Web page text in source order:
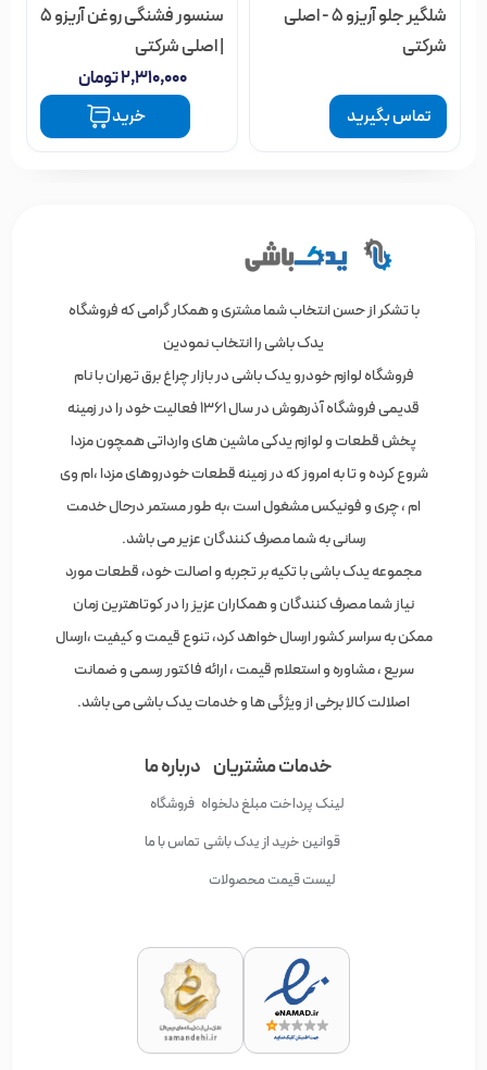
شلگیر جلو آریزو 5 - اصلی
شرکتی
تماس بگیرید
سنسور فشنگی روغن آریزو 5
| اصلی شرکتی
۲,۳۱۰,۰۰۰تومان
خرید
با تشکر از حسن انتخاب شما مشتری و همکار گرامی که فروشگاه
یدک باشی را انتخاب نمودین
فروشگاه لوازم خودرو یدک باشی در بازار چراغ برق تهران با نام
قدیمی فروشگاه آذرهوش در سال 1361 فعالیت خود را در زمینه
پخش قطعات و لوازم یدکی ماشین های وارداتی همچون مزدا
شروع کرده و تا به امروز که در زمینه قطعات خودروهای مزدا ،ام وی
ام ، چری و فونیکس مشغول است ،به طور مستمر درحال خدمت
رسانی به شما مصرف کنندگان عزیر می باشد.
مجموعه یدک باشی با تکیه بر تجربه و اصالت خود، قطعات مورد
نیاز شما مصرف کنندگان و همکاران عزیز را در کوتاهترین زمان
ممکن به سراسر کشور ارسال خواهد کرد، تنوع قیمت و کیفیت ،ارسال
سریع ، مشاوره و استعلام قیمت ، ارائه فاکتور رسمی و ضمانت
اصلالت کالا برخی از ویژگی ها و خدمات یدک باشی می باشد.
خدمات مشتریان
لینک پرداخت مبلغ دلخواه
قوانین خرید از یدک باشی
لیست قیمت محصولات
درباره ما
فروشگاه
تماس با ما